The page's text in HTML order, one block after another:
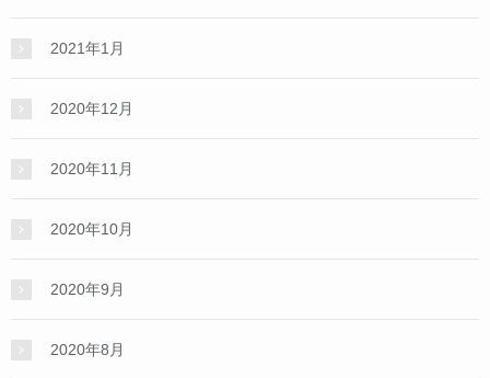
2021年1月
2020年12月
2020年11月
2020年10月
2020年9月
2020年8月